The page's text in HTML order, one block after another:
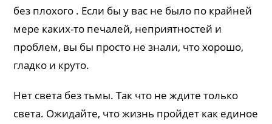
без плохого . Если бы у вас не было по крайней
мере каких-то печалей, неприятностей и
проблем, вы бы просто не знали, что хорошо,
гладко и круто.
Нет света без тьмы. Так что не ждите только
света. Ожидайте, что жизнь пройдет как единое